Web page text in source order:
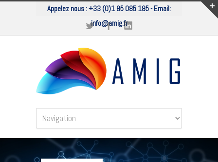
Appelez nous :+33 (0)1 85 085 185- Email:
info@amig.fr